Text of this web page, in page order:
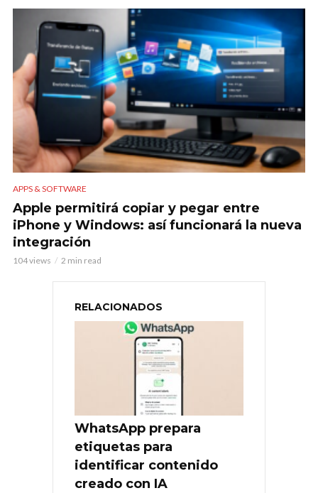
APPS & SOFTWARE
Apple permitirá copiar y pegar entre
iPhone y Windows: así funcionará la nueva
integración
104 views 2 min read
RELACIONADOS
WhatsApp prepara
etiquetas para
identificar contenido
creado con IA